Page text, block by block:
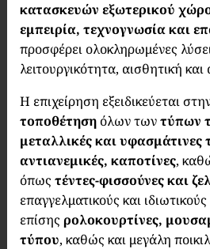
κατασκευών εξωτερικού
εμπειρία, τεχνογνωσία και
προσφέρει ολοκληρωμένες
λειτουργικότητα, αισθητική
Η επιχείρηση εξειδικεύεται
τοποθέτησηόλων τωντύπων
μεταλλικές και υφασμάτινες
αντιανεμικές, καποτίνες,
όπως τέντες-φισσούνες και
επαγγελματικούς και
επίσης ρολοκουρτίνες,
τύπου, καθώς και μεγάλη